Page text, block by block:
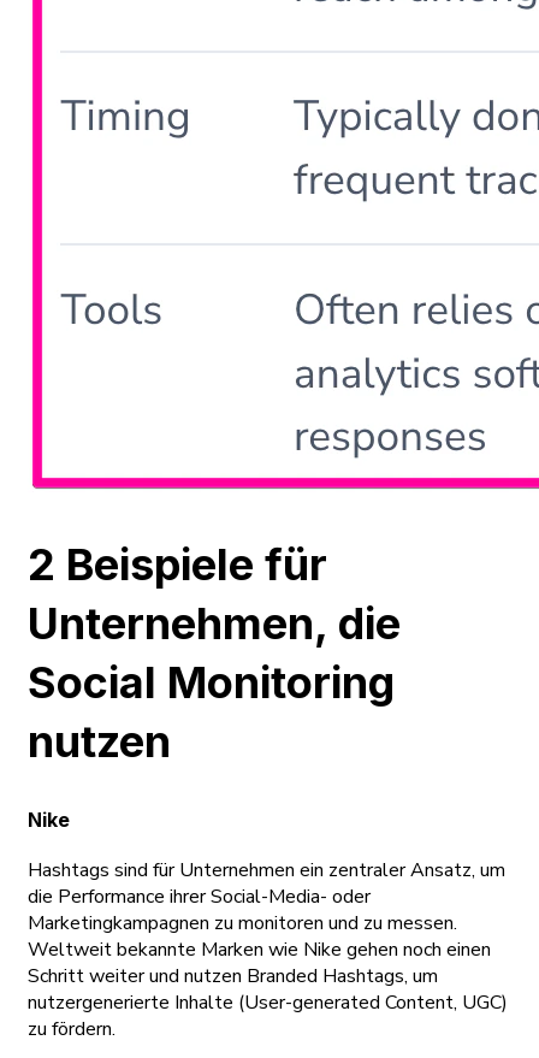
2 Beispiele für
Unternehmen, die
Social Monitoring
nutzen
Nike
Hashtags sind für Unternehmen ein zentraler Ansatz, um
die Performance ihrer Social-Media- oder
Marketingkampagnen zu monitoren und zu messen.
Weltweit bekannte Marken wie Nike gehen noch einen
Schritt weiter und nutzen Branded Hashtags, um
nutzergenerierte Inhalte (User-generated Content, UGC)
zu fördern.